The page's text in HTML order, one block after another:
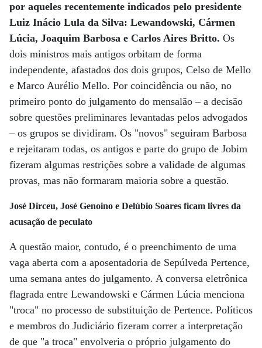
por aqueles recentemente indicados pelo presidente
Luiz Inácio Lula da Silva: Lewandowski, Cármen
Lúcia, Joaquim Barbosa e Carlos Aires Britto. Os
dois ministros mais antigos orbitam de forma
independente, afastados dos dois grupos, Celso de Mello
e Marco Aurélio Mello. Por coincidência ou não, no
primeiro ponto do julgamento do mensalão – a decisão
sobre questões preliminares levantadas pelos advogados
– os grupos se dividiram. Os "novos" seguiram Barbosa
e rejeitaram todas, os antigos e parte do grupo de Jobim
fizeram algumas restrições sobre a validade de algumas
provas, mas não formaram maioria sobre a questão.
José Dirceu, José Genoino e Delúbio Soares ficam livres da
acusação de peculato
A questão maior, contudo, é o preenchimento de uma
vaga aberta com a aposentadoria de Sepúlveda Pertence,
uma semana antes do julgamento. A conversa eletrônica
flagrada entre Lewandowski e Cármen Lúcia menciona
"troca" no processo de substituição de Pertence. Políticos
e membros do Judiciário fizeram correr a interpretação
de que "a troca" envolveria o próprio julgamento do